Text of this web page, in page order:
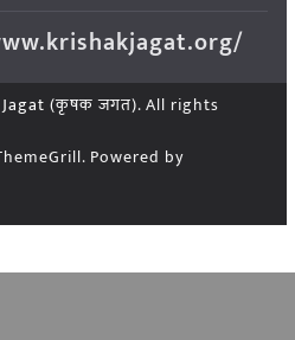
(कृषक जगत). All rights
Powered by